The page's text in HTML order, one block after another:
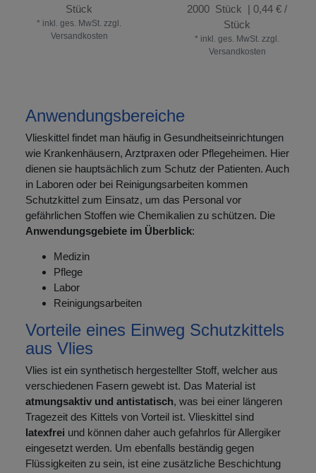
Stück
* inkl. ges. MwSt. zzgl.
Versandkosten
2000 Stück | 0,44 € /
Stück
* inkl. ges. MwSt. zzgl.
Versandkosten
Anwendungsbereiche
Vlieskittel findet man häufig in Gesundheitseinrichtungen
wie Krankenhäusern, Arztpraxen oder Pflegeheimen. Hier
dienen sie hauptsächlich zum Schutz der Patienten. Auch
in Laboren oder bei Reinigungsarbeiten kommen
Schutzkittel zum Einsatz, um das Personal vor
gefährlichen Stoffen wie Chemikalien zu schützen. Die
Anwendungsgebiete im Überblick:
Medizin
Pflege
Labor
Reinigungsarbeiten
Vorteile eines Einweg Schutzkittels
aus Vlies
Vlies ist ein synthetisch hergestellter Stoff, welcher aus
verschiedenen Fasern gewebt ist. Das Material ist
atmungsaktiv und antistatisch, was bei einer längeren
Tragezeit des Kittels von Vorteil ist. Vlieskittel sind
latexfrei und können daher auch gefahrlos für Allergiker
eingesetzt werden. Um ebenfalls beständig gegen
Flüssigkeiten zu sein, ist eine zusätzliche Beschichtung